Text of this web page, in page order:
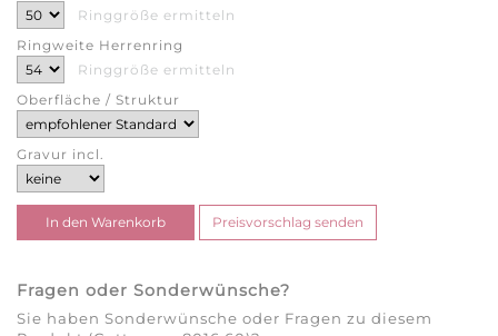
Ringgröße ermitteln
Ringweite Herrenring
Ringgröße ermitteln
Oberfläche / Struktur
Gravur incl.
Fragen oder Sonderwünsche?
Sie haben Sonderwünsche oder Fragen zu diesem